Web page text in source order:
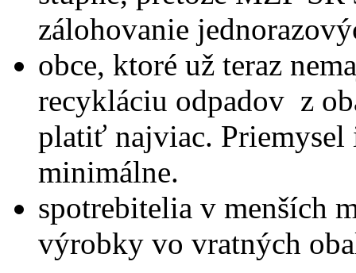
zálohovanie
obce, ktoré už teraz
recykláciu odpadov z
platiť najviac.
minimálne.
spotrebitelia v menších
výrobky vo vratných